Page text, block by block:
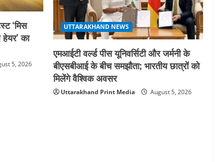
‘मिस
का
5, 2026
UTTARAKHAND NEWS
एमआईटी वर्ल्ड पीस यूनिवर्सिटी और जर्मनी के
बीएसबीआई के बीच समझौता; भारतीय छात्रों को
मिलेंगे वैश्विक अवसर
Uttarakhand Print Media August 5, 2026